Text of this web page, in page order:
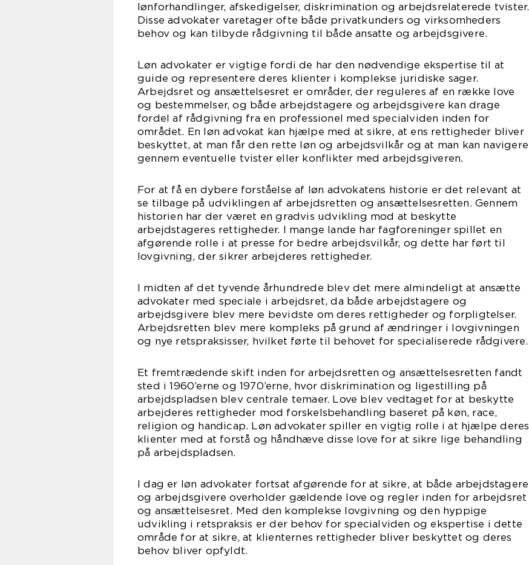
lønforhandlinger, afskedigelser, diskrimination og arbejdsrelaterede tvister.
Disse advokater varetager ofte både privatkunders og virksomheders
behov og kan tilbyde rådgivning til både ansatte og arbejdsgivere.
Løn advokater er vigtige fordi de har den nødvendige ekspertise til at
guide og representere deres klienter i komplekse juridiske sager.
Arbejdsret og ansættelsesret er områder, der reguleres af en række love
og bestemmelser, og både arbejdstagere og arbejdsgivere kan drage
fordel af rådgivning fra en professionel med specialviden inden for
området. En løn advokat kan hjælpe med at sikre, at ens rettigheder bliver
beskyttet, at man får den rette løn og arbejdsvilkår og at man kan navigere
gennem eventuelle tvister eller konflikter med arbejdsgiveren.
For at få en dybere forståelse af løn advokatens historie er det relevant at
se tilbage på udviklingen af arbejdsretten og ansættelsesretten. Gennem
historien har der været en gradvis udvikling mod at beskytte
arbejdstageres rettigheder. I mange lande har fagforeninger spillet en
afgørende rolle i at presse for bedre arbejdsvilkår, og dette har ført til
lovgivning, der sikrer arbejderes rettigheder.
I midten af det tyvende århundrede blev det mere almindeligt at ansætte
advokater med speciale i arbejdsret, da både arbejdstagere og
arbejdsgivere blev mere bevidste om deres rettigheder og forpligtelser.
Arbejdsretten blev mere kompleks på grund af ændringer i lovgivningen
og nye retspraksisser, hvilket førte til behovet for specialiserede rådgivere.
Et fremtrædende skift inden for arbejdsretten og ansættelsesretten fandt
sted i 1960’erne og 1970’erne, hvor diskrimination og ligestilling på
arbejdspladsen blev centrale temaer. Love blev vedtaget for at beskytte
arbejderes rettigheder mod forskelsbehandling baseret på køn, race,
religion og handicap. Løn advokater spiller en vigtig rolle i at hjælpe deres
klienter med at forstå og håndhæve disse love for at sikre lige behandling
på arbejdspladsen.
I dag er løn advokater fortsat afgørende for at sikre, at både arbejdstagere
og arbejdsgivere overholder gældende love og regler inden for arbejdsret
og ansættelsesret. Med den komplekse lovgivning og den hyppige
udvikling i retspraksis er der behov for specialviden og ekspertise i dette
område for at sikre, at klienternes rettigheder bliver beskyttet og deres
behov bliver opfyldt.